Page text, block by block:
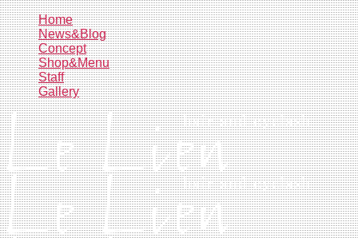
コ
ン
テ
ン
ツ
へ
ス
キ
ッ
プ
Home
News&Blog
Concept
Shop&Menu
Staff
Gallery